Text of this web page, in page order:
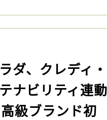
ダ、クレディ
ナビリティ連
級ブランド初